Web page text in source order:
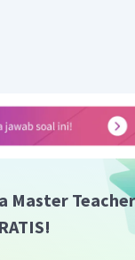
Master Teacher